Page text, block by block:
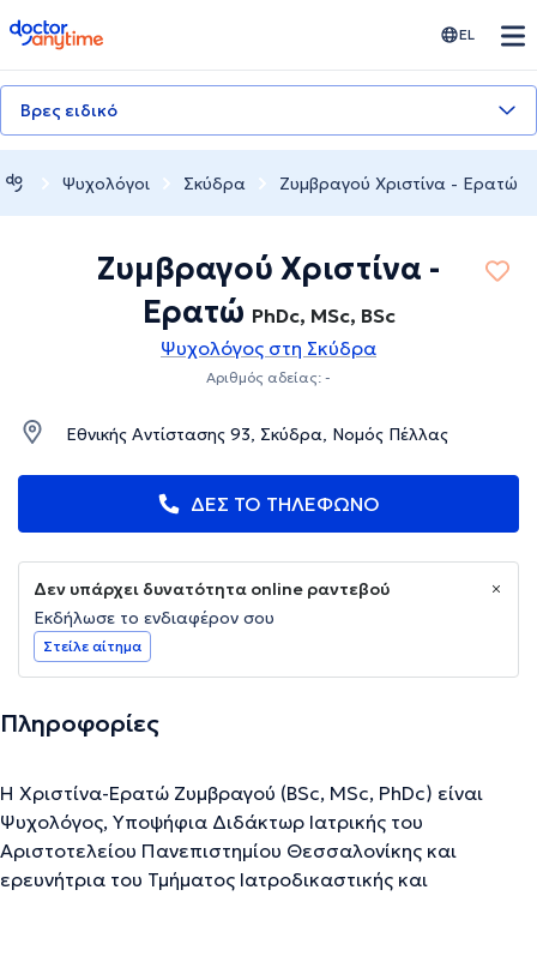
doctoranytime EL
Βρες ειδικό
Ψυχολόγοι Σκύδρα Ζυμβραγού Χριστίνα - Ερατώ
Ζυμβραγού Χριστίνα -
Ερατώ PhDc, MSc, BSc
Ψυχολόγος στη Σκύδρα
Αριθμός αδείας: -
Εθνικής Αντίστασης 93, Σκύδρα, Νομός Πέλλας
ΔΕΣ ΤΟ ΤΗΛΕΦΩΝΟ
Δεν υπάρχει δυνατότητα online ραντεβού
Εκδήλωσε το ενδιαφέρον σου
Στείλε αίτημα
Πληροφορίες
Η Χριστίνα-Ερατώ Ζυμβραγού (BSc, MSc, PhDc) είναι
Ψυχολόγος, Υποψήφια Διδάκτωρ Ιατρικής του
Αριστοτελείου Πανεπιστημίου Θεσσαλονίκης και
ερευνήτρια του Τμήματος Ιατροδικαστικής και